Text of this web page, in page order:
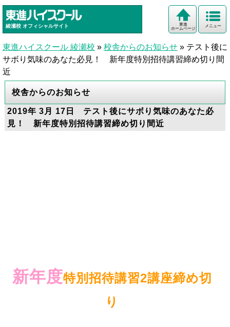
綾瀬校 オフィシャルサイト メニュー
東進
ホームページ
東進ハイスクール 綾瀬校 » 校舎からのお知らせ » テスト後に
サボり気味のあなた必見！ 新年度特別招待講習締め切り間
近
校舎からのお知らせ
2019年 3月 17日 テスト後にサボり気味のあなた必
見！ 新年度特別招待講習締め切り間近
新年度特別招待講習2講座締め切
り